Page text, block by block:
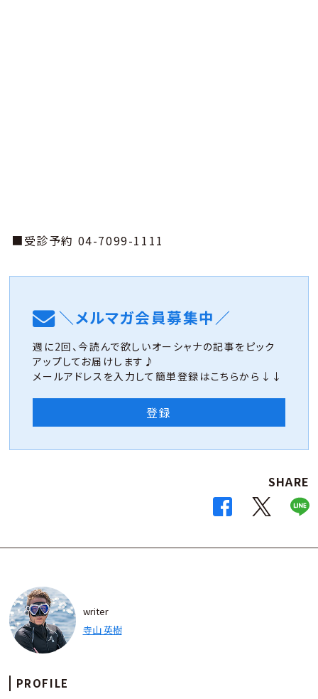
■受診予約 04-7099-1111
＼メルマガ会員募集中／
週に2回、今読んで欲しいオーシャナの記事をピック
アップしてお届けします♪
メールアドレスを入力して簡単登録はこちらから↓↓
登録
SHARE
writer
寺山 英樹
PROFILE